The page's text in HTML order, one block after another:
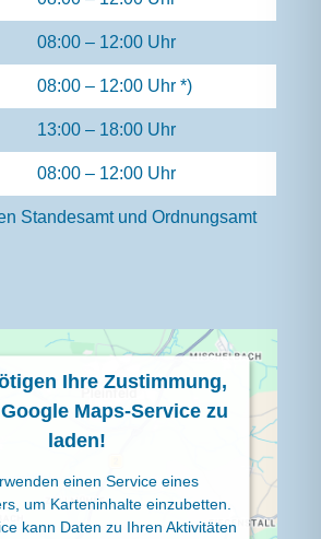
08:00 – 12:00 Uhr
08:00 – 12:00 Uhr *)
13:00 – 18:00 Uhr
08:00 – 12:00 Uhr
Standesamt und Ordnungsamt
Ihre Zustimmung,
Maps-Service zu
laden!
einen Service eines
um Karteninhalte einzubetten.
kann Daten zu Ihren Aktivitäten